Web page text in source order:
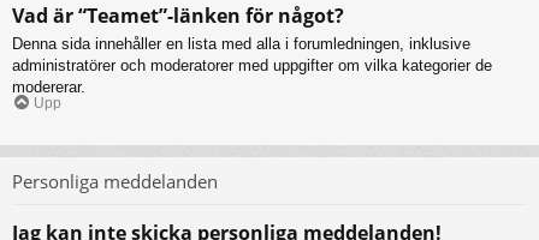
Vad är “Teamet”-länken för något?
Denna sida innehåller en lista med alla i forumledningen, inklusive
administratörer och moderatorer med uppgifter om vilka kategorier de
modererar.
Upp
Personliga meddelanden
Jag kan inte skicka personliga meddelanden!